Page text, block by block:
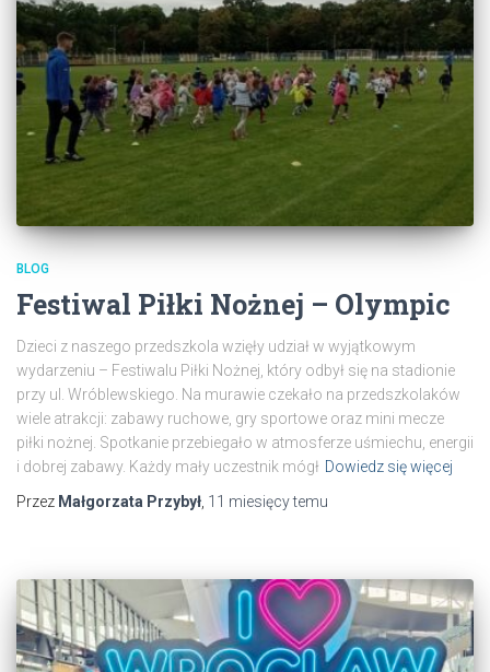
BLOG
Festiwal Piłki Nożnej – Olympic
Dzieci z naszego przedszkola wzięły udział w wyjątkowym
wydarzeniu – Festiwalu Piłki Nożnej, który odbył się na stadionie
przy ul. Wróblewskiego. Na murawie czekało na przedszkolaków
wiele atrakcji: zabawy ruchowe, gry sportowe oraz mini mecze
piłki nożnej. Spotkanie przebiegało w atmosferze uśmiechu, energii
i dobrej zabawy. Każdy mały uczestnik mógł Dowiedz się więcej
Przez Małgorzata Przybył, 11 miesięcytemu